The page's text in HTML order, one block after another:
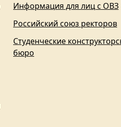
Информация для лиц с ОВЗ
Российский союз ректоров
Студенческие
бюро